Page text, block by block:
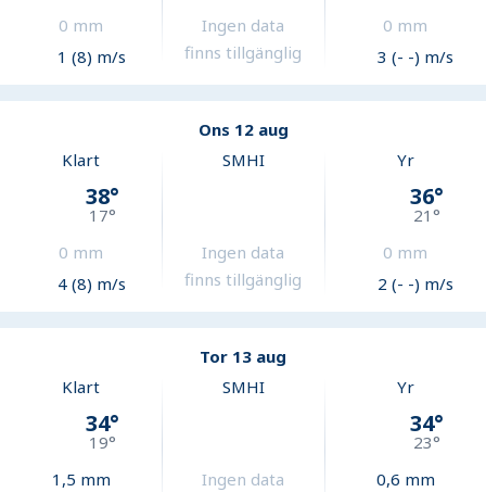
0 mm
1 (8) m/s
Ingen data
finns tillgänglig
0 mm
3 (- -) m/s
Ons 12 aug
Klart
38°
17°
0 mm
4 (8) m/s
SMHI
Ingen data
finns tillgänglig
Yr
36°
21°
0 mm
2 (- -) m/s
Tor 13 aug
Klart
34°
19°
1,5 mm
SMHI
Ingen data
Yr
34°
23°
0,6 mm